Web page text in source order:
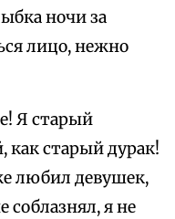
ночи за
лицо, нежно
Я старый
как старый дурак!
любил девушек,
соблазнял, я не